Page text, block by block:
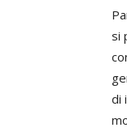
si
di